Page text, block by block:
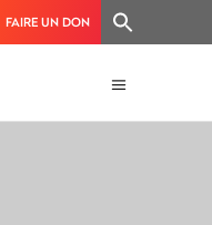
FAIRE UN DON